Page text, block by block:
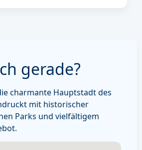
gerade?
charmante Hauptstadt des
mit historischer
Parks und vielfältigem